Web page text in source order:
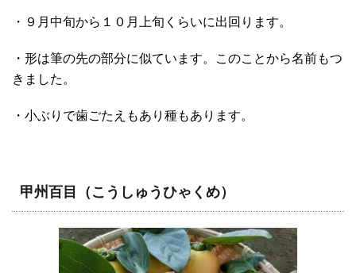
・９月中旬から１０月上旬くらいに出回ります。
・形は筆の先の部分に似ています。このことから名前もつ
きました。
・小ぶりで歯ごたえもあり種もあります。
甲州百目（こうしゅうひゃくめ）